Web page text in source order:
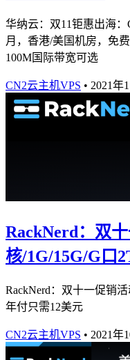
华纳云：双11钜惠出海
月，香港/美国机房，免
100M国际带宽可选
CN2云主机VPS • 2021年
RackNerd：双
核/1G/15G/G口
RackNerd：双十一促销
年付只需12美元
CN2云主机VPS • 2021年